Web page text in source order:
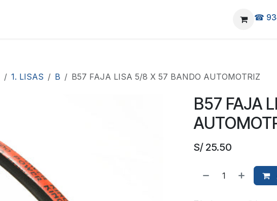
☎
1. LISAS B B57 FAJA LISA 5/8 X 57 BANDO AUTOMOTRIZ
B57 FAJA
S/ 25.50